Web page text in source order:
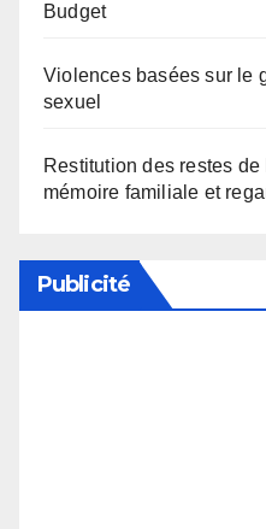
Budget
Violences basées sur le
sexuel
Restitution des restes
mémoire familiale et
Publicité